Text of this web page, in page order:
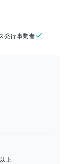
発行事業者
上